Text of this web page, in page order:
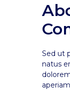
Sed ut
natus